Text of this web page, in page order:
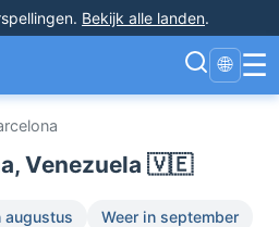
. Bekijk alle landen.
🌐 ☰
Venezuela 🇻🇪
augustus
Weer in september